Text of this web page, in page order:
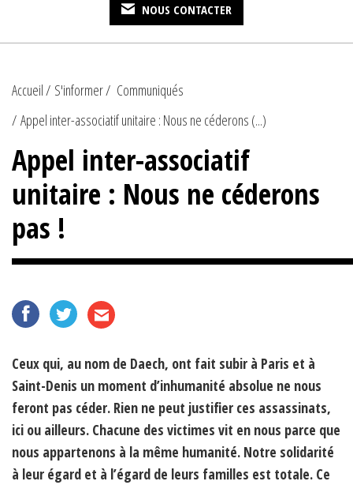
NOUS CONTACTER
Accueil S'informer
Communiqués
Appel inter-associatif unitaire : Nous ne céderons (...)
Appel inter-associatif
unitaire : Nous ne céderons
pas !
Ceux qui, au nom de Daech, ont fait subir à Paris et à
Saint-Denis un moment d’inhumanité absolue ne nous
feront pas céder. Rien ne peut justifier ces assassinats,
ici ou ailleurs. Chacune des victimes vit en nous parce que
nous appartenons à la même humanité. Notre solidarité
à leur égard et à l’égard de leurs familles est totale. Ce